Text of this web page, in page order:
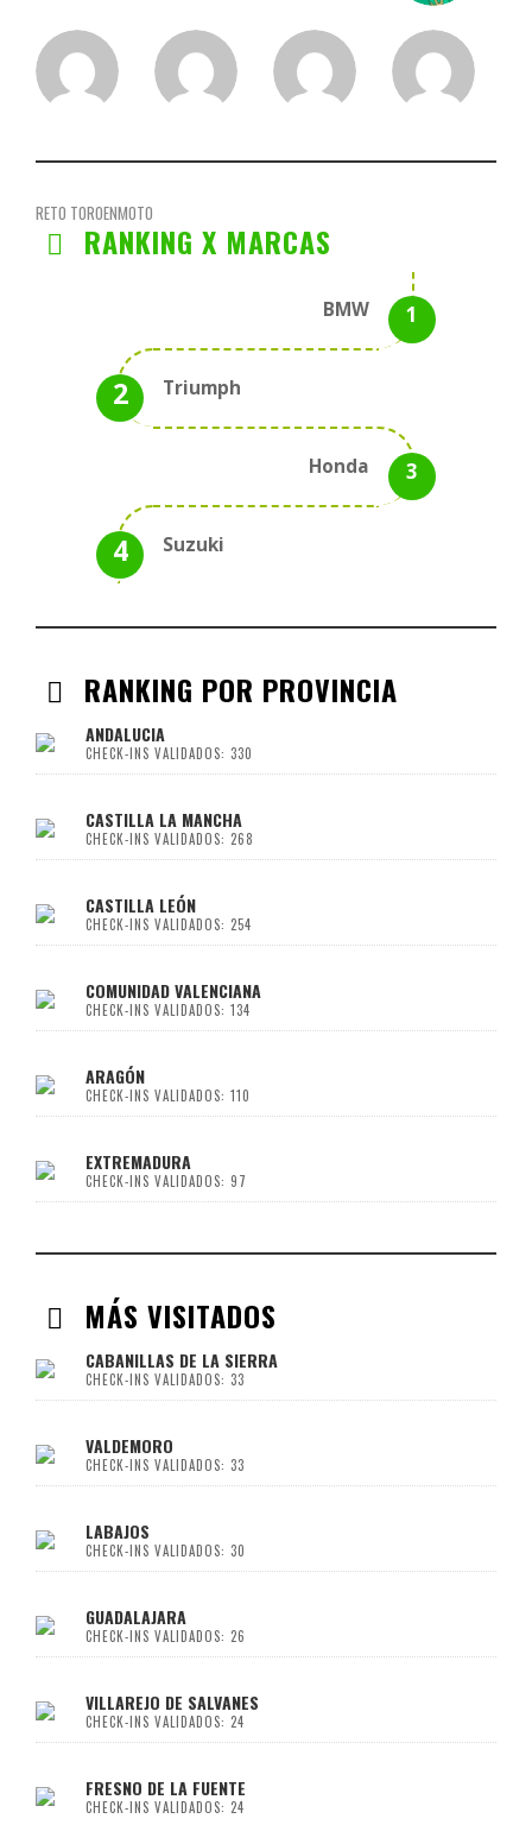
RETO TOROENMOTO
RANKING X MARCAS
BMW
Triumph
Honda
Suzuki
RANKING POR PROVINCIA
ANDALUCIA
CHECK-INS VALIDADOS: 330
CASTILLA LA MANCHA
CHECK-INS VALIDADOS: 268
CASTILLA LEÓN
CHECK-INS VALIDADOS: 254
COMUNIDAD VALENCIANA
CHECK-INS VALIDADOS: 134
ARAGÓN
CHECK-INS VALIDADOS: 110
EXTREMADURA
CHECK-INS VALIDADOS: 97
MÁS VISITADOS
CABANILLAS DE LA SIERRA
CHECK-INS VALIDADOS: 33
VALDEMORO
CHECK-INS VALIDADOS: 33
LABAJOS
CHECK-INS VALIDADOS: 30
GUADALAJARA
CHECK-INS VALIDADOS: 26
VILLAREJO DE SALVANES
CHECK-INS VALIDADOS: 24
FRESNO DE LA FUENTE
CHECK-INS VALIDADOS: 24